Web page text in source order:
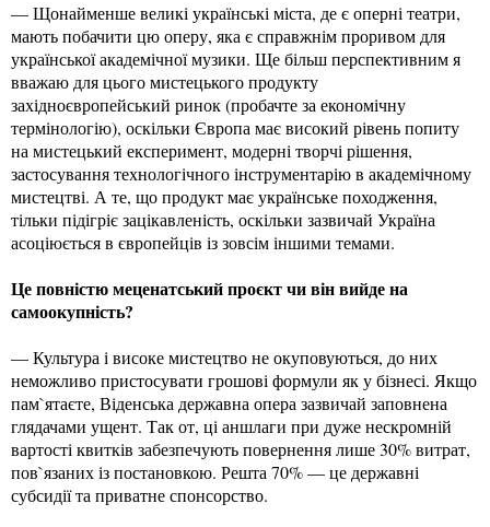
— Щонайменше великі українські міста, де є оперні театри,
мають побачити цю оперу, яка є справжнім проривом для
української академічної музики. Ще більш перспективним я
вважаю для цього мистецького продукту
західноєвропейський ринок (пробачте за економічну
термінологію), оскільки Європа має високий рівень попиту
на мистецький експеримент, модерні творчі рішення,
застосування технологічного інструментарію в академічному
мистецтві. А те, що продукт має українське походження,
тільки підігріє зацікавленість, оскільки зазвичай Україна
асоціюється в європейців із зовсім іншими темами.
Це повністю меценатський проєкт чи він вийде на
самоокупність?
— Культура і високе мистецтво не окуповуються, до них
неможливо пристосувати грошові формули як у бізнесі. Якщо
пам`ятаєте, Віденська державна опера зазвичай заповнена
глядачами ущент. Так от, ці аншлаги при дуже нескромній
вартості квитків забезпечують повернення лише 30% витрат,
пов`язаних із постановкою. Решта 70% — це державні
субсидії та приватне спонсорство.